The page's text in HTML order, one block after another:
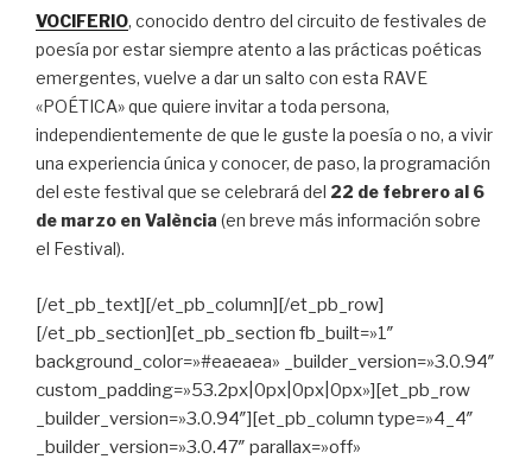
VOCIFERIO, conocido dentro del circuito de festivales de
poesía por estar siempre atento a las prácticas poéticas
emergentes, vuelve a dar un salto con esta RAVE
«POÉTICA» que quiere invitar a toda persona,
independientemente de que le guste la poesía o no, a vivir
una experiencia única y conocer, de paso, la programación
del este festival que se celebrará del 22 de febrero al 6
de marzo en València (en breve más información sobre
el Festival).
[/et_pb_text][/et_pb_column][/et_pb_row]
[/et_pb_section][et_pb_section fb_built=»1″
background_color=»#eaeaea» _builder_version=»3.0.94″
custom_padding=»53.2px|0px|0px|0px»][et_pb_row
_builder_version=»3.0.94″][et_pb_column type=»4_4″
_builder_version=»3.0.47″ parallax=»off»